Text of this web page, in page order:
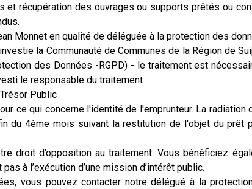
récupération des ouvrages ou supports prêtés ou
Monnet en qualité de déléguée à la protection des
la Communauté de Communes de la Région de
des Données -RGPD) - le traitement est
le responsable du traitement
Public
ce qui concerne l'identité de l'emprunteur. La radiation
du 4ème mois suivant la restitution de l'objet du prêt
droit d’opposition au traitement. Vous bénéficiez
à l’exécution d’une mission d’intérêt public.
vous pouvez contacter notre délégué à la